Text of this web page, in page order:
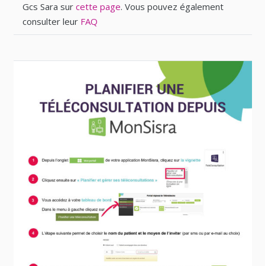
Gcs Sara sur cette page. Vous pouvez également
consulter leurFAQ